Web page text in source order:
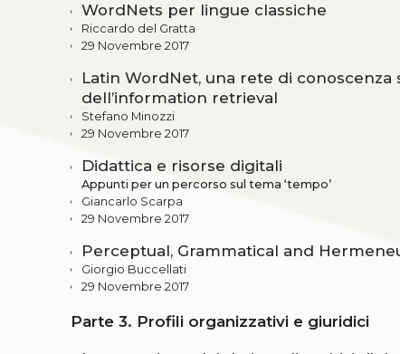
WordNets per lingue classiche
Riccardo del Gratta
29 Novembre 2017
Latin WordNet, una rete di
dell’information retrieval
Stefano Minozzi
29 Novembre 2017
Didattica e risorse digitali
Appunti per un percorso sul tema ‘tempo’
Giancarlo Scarpa
29 Novembre 2017
Perceptual, Grammatical and
Giorgio Buccellati
29 Novembre 2017
Parte 3. Profili organizzativi e giuridici